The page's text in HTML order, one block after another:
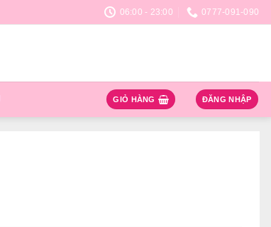
06:00 - 23:00 0777-091-090
GIỎ HÀNG ĐĂNG NHẬP